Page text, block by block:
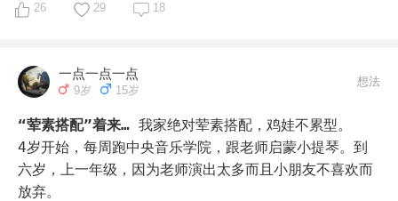
有什么网课，我只能继续亲力亲为刷奥数。二年级去了美
本吃完了，语文没听过大语文没搞过文言文，作文一塌糊
涂，我变成了田雨岚，一项一项永远也做不完妈妈的作
业。新冠疫情爆发，教育环境发生巨大变化，网课形式普
照了祖国大地，我也乘机享受了一把一线城市的名师。跟
着机构的好处就是进度和质量都有保障，老母亲可以从主
力位置上撤下来，只需打配合。而另一方面则是身不由己
26 29 18
一点一点一点
9岁 15岁
想法
“荤素搭配”着来… 我家绝对荤素搭配，鸡娃不累型。
4岁开始，每周跑中央音乐学院，跟老师启蒙小提琴。到
六岁，上一年级，因为老师演出太多而且小朋友不喜欢而
放弃。